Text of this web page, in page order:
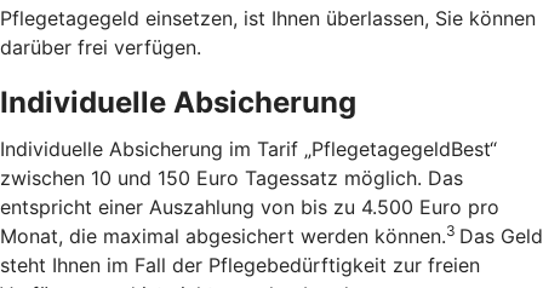
Pflegetagegeld einsetzen, ist Ihnen überlassen, Sie können
darüber frei verfügen.
Individuelle Absicherung
Individuelle Absicherung im Tarif „PflegetagegeldBest“
zwischen 10 und 150 Euro Tagessatz möglich. Das
entspricht einer Auszahlung von bis zu 4.500 Euro pro
Monat, die maximal abgesichert werden können.3 Das Geld
steht Ihnen im Fall der Pflegebedürftigkeit zur freien